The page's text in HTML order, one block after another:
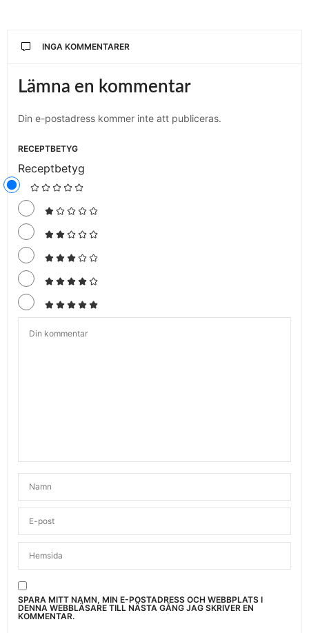
INGA KOMMENTARER
Lämna en kommentar
Din e-postadress kommer inte att publiceras.
RECEPTBETYG
Receptbetyg
SPARA MITT NAMN, MIN E-POSTADRESS OCH WEBBPLATS I
DENNA WEBBLÄSARE TILL NÄSTA GÅNG JAG SKRIVER EN
KOMMENTAR.